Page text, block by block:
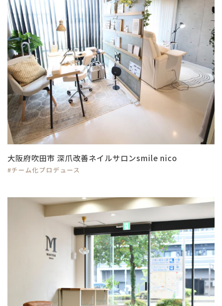
大阪府吹田市 深爪改善ネイルサロンsmile nico
#チーム化プロデュース